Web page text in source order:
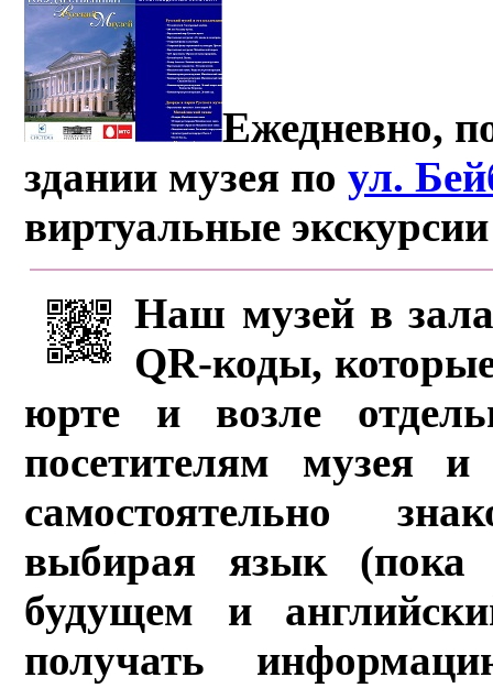
Ежедневно,
здании музея поул.
виртуальные
Наш музей в
QR-коды,
юрте и возле
посетителям музея и
самостоятельно
выбирая язык (пока
будущем и
получать